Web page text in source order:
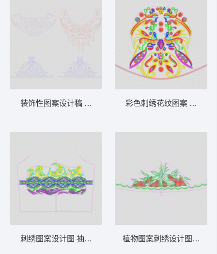
装饰性图案设计稿 曲线
刺绣图案设计图 抽象曲线衣
彩色刺绣花纹图案 古典装
植物图案刺绣设计图 裙摆